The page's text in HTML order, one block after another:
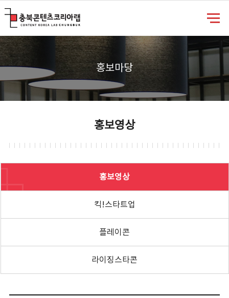
홍보마당
홍보영상
홍보영상
킥!스타트업
플레이콘
라이징스타콘